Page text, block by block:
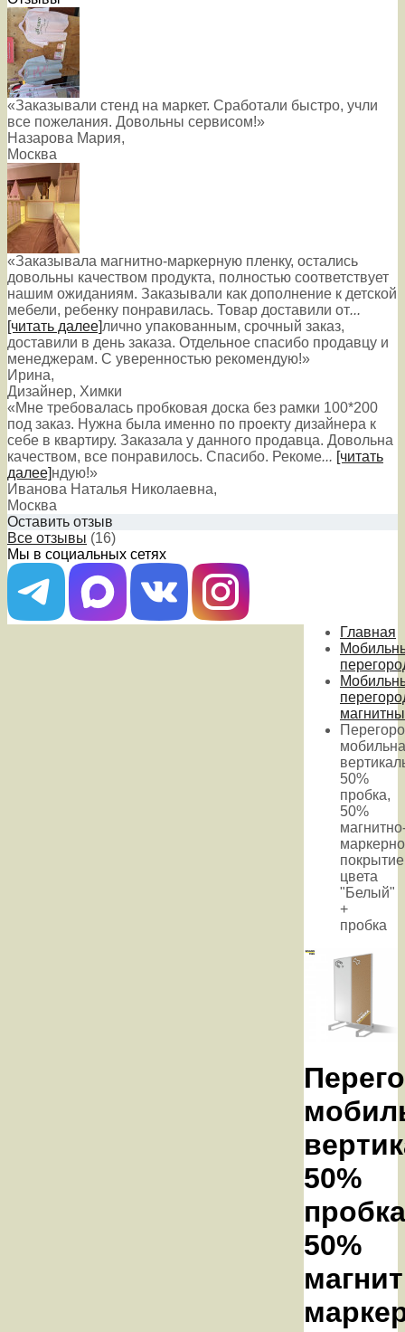
«Заказывали стенд на маркет. Сработали быстро, учли
все пожелания. Довольны сервисом!»
Назарова Мария,
Москва
«Заказывала магнитно-маркерную пленку, остались
довольны качеством продукта, полностью соответствует
нашим ожиданиям. Заказывали как дополнение к детской
мебели, ребенку понравилась. Товар доставили от...
[читать далее]лично упакованным, срочный заказ,
доставили в день заказа. Отдельное спасибо продавцу и
менеджерам. С уверенностью рекомендую!»
Ирина,
Дизайнер, Химки
«Мне требовалась пробковая доска без рамки 100*200
под заказ. Нужна была именно по проекту дизайнера к
себе в квартиру. Заказала у данного продавца. Довольна
качеством, все понравилось. Спасибо. Рекоме... [читать
далее]ндую!»
Иванова Наталья Николаевна,
Москва
Оставить отзыв
Все отзывы (16)
Мы в социальных сетях
Главная
50%
пробка,
50%
цвета
"Белый"
+
пробка
50%
50%